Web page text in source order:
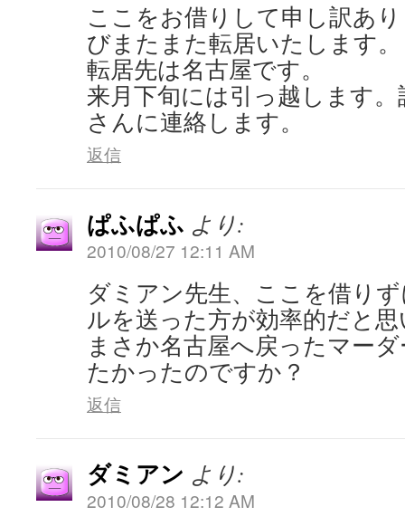
ここをお借りして申し訳あ
びまたまた転居いたします。
転居先は名古屋です。
来月下旬には引っ越します
さんに連絡します。
返信
ぱふぱふ より:
2010/08/27 12:11 AM
ダミアン先生、ここを借り
ルを送った方が効率的だと
まさか名古屋へ戻ったマー
たかったのですか？
返信
ダミアン より:
2010/08/28 12:12 AM